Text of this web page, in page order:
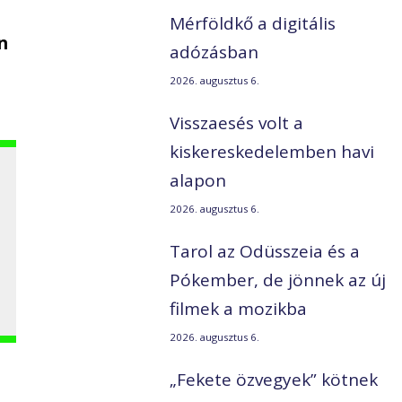
Mérföldkő a digitális
adózásban
2026. augusztus 6.
Visszaesés volt a
kiskereskedelemben havi
alapon
2026. augusztus 6.
Tarol az Odüsszeia és a
Pókember, de jönnek az új
filmek a mozikba
2026. augusztus 6.
„Fekete özvegyek” kötnek